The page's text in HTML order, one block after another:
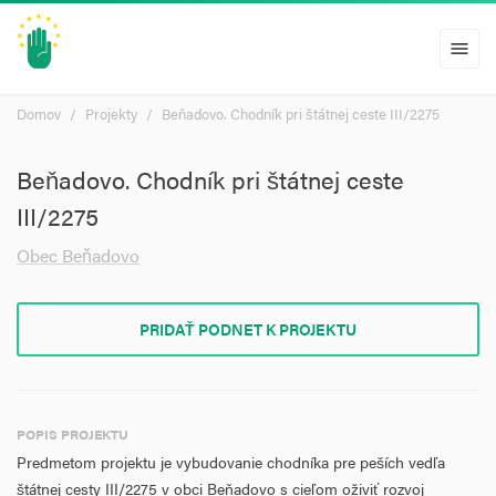
menu
Domov Projekty Beňadovo. Chodník pri štátnej ceste III/2275
Beňadovo. Chodník pri štátnej ceste
III/2275
Obec Beňadovo
PRIDAŤ PODNET K PROJEKTU
POPIS PROJEKTU
Predmetom projektu je vybudovanie chodníka pre peších vedľa
štátnej cesty III/2275 v obci Beňadovo s cieľom oživiť rozvoj